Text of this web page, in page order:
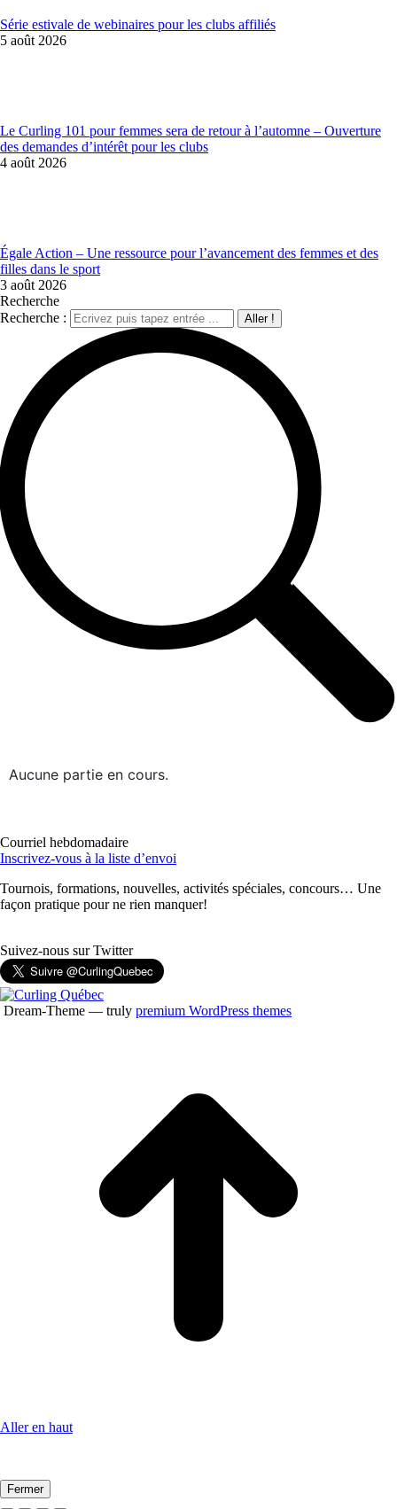
Série estivale de webinaires pour les clubs affiliés
5 août 2026
Le Curling 101 pour femmes sera de retour à l’automne – Ouverture
des demandes d’intérêt pour les clubs
4 août 2026
Égale Action – Une ressource pour l’avancement des femmes et des
filles dans le sport
3 août 2026
Recherche
Recherche :
Aucune partie en cours.
Courriel hebdomadaire
Inscrivez-vous à la liste d’envoi
Tournois, formations, nouvelles, activités spéciales, concours… Une
façon pratique pour ne rien manquer!
Suivez-nous sur Twitter
Dream-Theme — truly premium WordPress themes
Aller en haut
Fermer